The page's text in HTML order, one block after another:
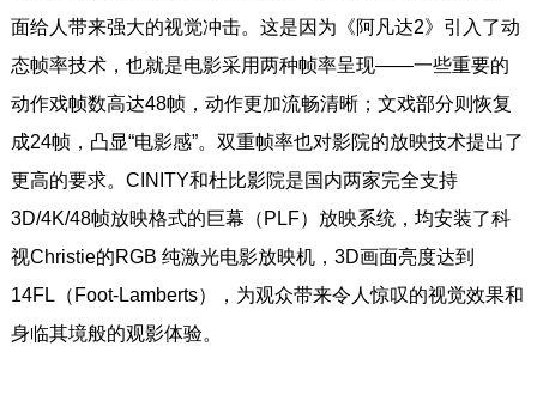
面给人带来强大的视觉冲击。这是因为《阿凡达2》引入了动
态帧率技术，也就是电影采用两种帧率呈现——一些重要的
动作戏帧数高达48帧，动作更加流畅清晰；文戏部分则恢复
成24帧，凸显“电影感”。双重帧率也对影院的放映技术提出了
更高的要求。CINITY和杜比影院是国内两家完全支持
3D/4K/48帧放映格式的巨幕（PLF）放映系统，均安装了科
视Christie的RGB 纯激光电影放映机，3D画面亮度达到
14FL（Foot-Lamberts），为观众带来令人惊叹的视觉效果和
身临其境般的观影体验。